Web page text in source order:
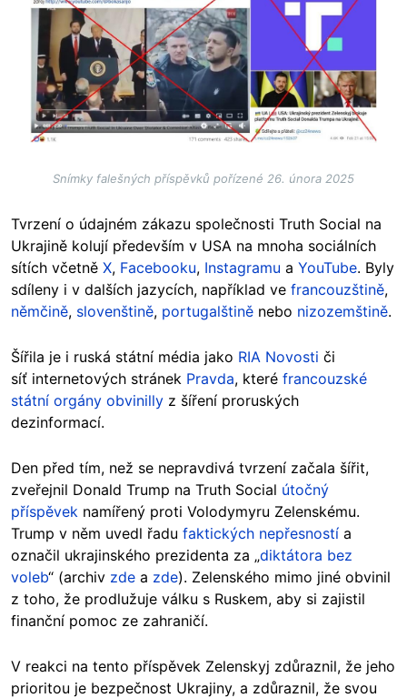
Snímky falešných příspěvků pořízené 26. února 2025
Tvrzení o údajném zákazu společnosti Truth Social na
Ukrajině kolují především v USA na mnoha sociálních
sítích včetně X, Facebooku, Instagramu a YouTube. Byly
sdíleny i v dalších jazycích, například ve francouzštině,
němčině, slovenštině, portugalštině nebo nizozemštině.
Šířila je i ruská státní média jako RIA Novosti či
síť internetových stránek Pravda, které francouzské
státní orgány obvinilly z šíření proruských
dezinformací.
Den před tím, než se nepravdivá tvrzení začala šířit,
zveřejnil Donald Trump na Truth Social útočný
příspěvek namířený proti Volodymyru Zelenskému.
Trump v něm uvedl řadu faktických nepřesností a
označil ukrajinského prezidenta za „diktátora bez
voleb“ (archiv zde a zde). Zelenského mimo jiné obvinil
z toho, že prodlužuje válku s Ruskem, aby si zajistil
finanční pomoc ze zahraničí.
V reakci na tento příspěvek Zelenskyj zdůraznil, že jeho
prioritou je bezpečnost Ukrajiny, a zdůraznil, že svou